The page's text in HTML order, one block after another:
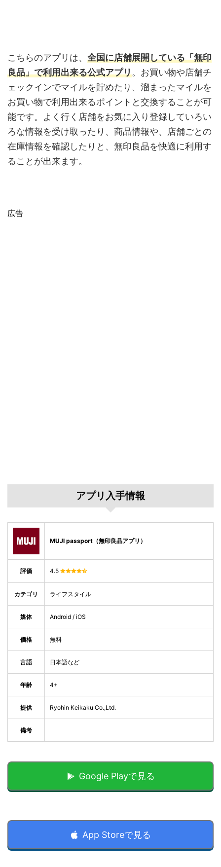
こちらのアプリは、 全国に店舗展開している「無印
良品」で利用出来る公式アプリ。お買い物や店舗チ
ェックインでマイルを貯めたり、溜まったマイルを
お買い物で利用出来るポイントと交換することが可
能です。よく行く店舗をお気に入り登録していろい
ろな情報を受け取ったり、商品情報や、店舗ごとの
在庫情報を確認したりと、無印良品を快適に利用す
ることが出来ます。
広告
アプリ入手情報
MUJI passport（無印良品アプリ）
評価 4.5
カテゴリ ライフスタイル
媒体 Android / iOS
価格 無料
言語 日本語など
年齢 4+
提供 Ryohin Keikaku Co.,Ltd.
備考
Google Playで見る
App Storeで見る